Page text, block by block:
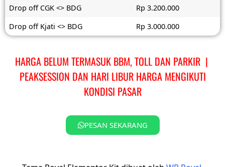
Drop off CGK <> BDG
Rp 3.200.000
Drop off Kjati <> BDG
Rp 3.000.000
HARGA BELUM TERMASUK BBM, TOLL DAN PARKIR |
PEAKSESSION DAN HARI LIBUR HARGA MENGIKUTI
KONDISI PASAR
PESAN SEKARANG